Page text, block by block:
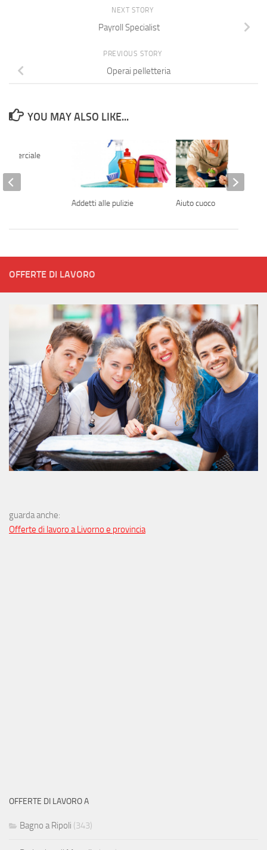
NEXT STORY
Payroll Specialist
PREVIOUS STORY
Operai pelletteria
YOU MAY ALSO LIKE...
Addetti alle pulizie Aiuto cuoco
OFFERTE DI LAVORO
guarda anche:
Offerte di lavoro a Livorno e provincia
OFFERTE DI LAVORO A
Bagno a Ripoli (343)